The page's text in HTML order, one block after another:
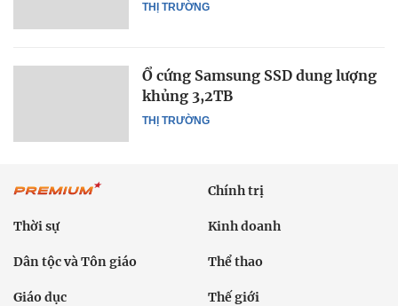
THỊ TRƯỜNG
THỊ TRƯỜNG
Ổ cứng Samsung SSD dung lượng
khủng 3,2TB
Chính trị
Thời sự Kinh doanh
Dân tộc và Tôn giáo Thể thao
Giáo dục Thế giới